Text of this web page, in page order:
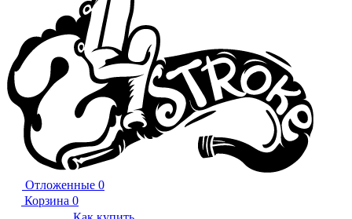
Отложенные 0
Корзина 0